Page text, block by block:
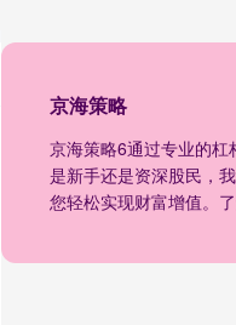
京海策略
京海策略6通过专业的
是新手还是资深股民，
您轻松实现财富增值。